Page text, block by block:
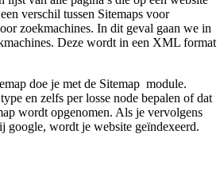
verschil tussen Sitemaps voor
zoekmachines. In dit geval gaan we in
Deze wordt in een XML format
doe je met de Sitemap module.
en zelfs per losse node bepalen of dat
wordt opgenomen. Als je vervolgens
google, wordt je website geïndexeerd.